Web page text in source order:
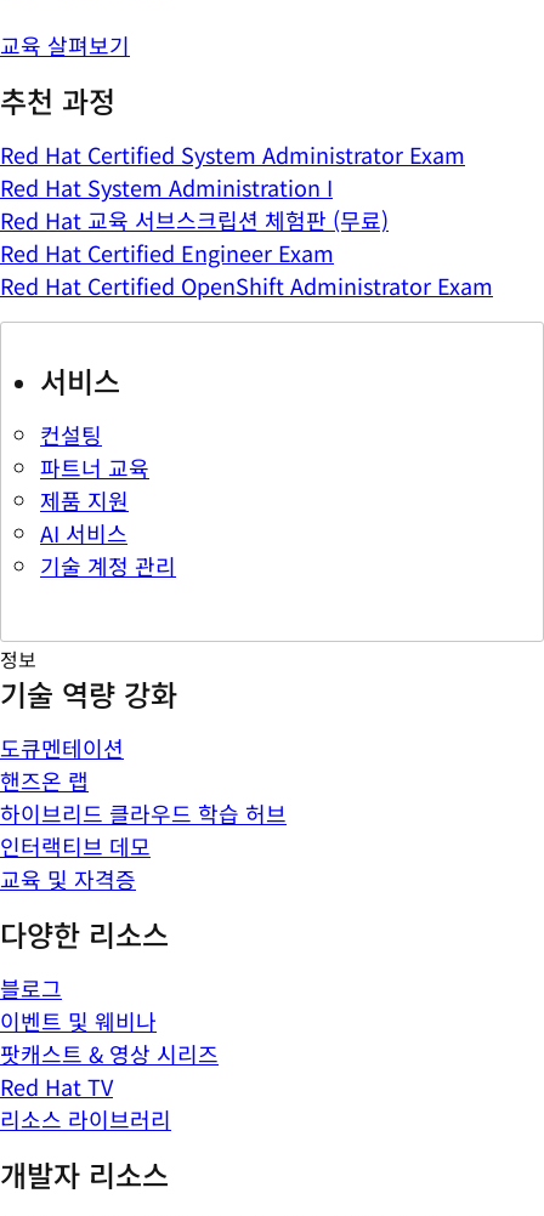
교육 살펴보기
추천 과정
Red Hat Certified System Administrator Exam
Red Hat System Administration I
Red Hat 교육 서브스크립션 체험판 (무료)
Red Hat Certified Engineer Exam
Red Hat Certified OpenShift Administrator Exam
서비스
컨설팅
파트너 교육
제품 지원
AI 서비스
기술 계정 관리
정보
기술 역량 강화
도큐멘테이션
핸즈온 랩
하이브리드 클라우드 학습 허브
인터랙티브 데모
교육 및 자격증
다양한 리소스
블로그
이벤트 및 웨비나
팟캐스트 & 영상 시리즈
Red Hat TV
리소스 라이브러리
개발자 리소스